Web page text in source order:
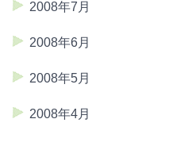
2008年7月
2008年6月
2008年5月
2008年4月